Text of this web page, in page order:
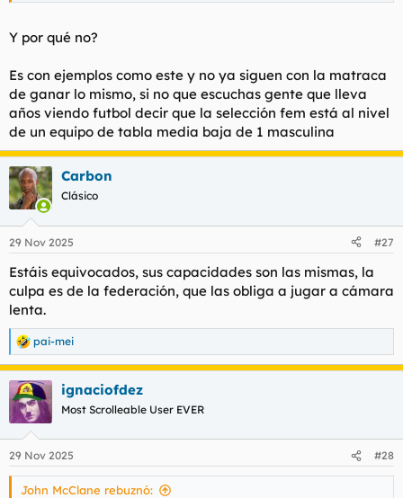
Y por qué no?
Es con ejemplos como este y no ya siguen con la matraca
de ganar lo mismo, si no que escuchas gente que lleva
años viendo futbol decir que la selección fem está al nivel
de un equipo de tabla media baja de 1 masculina
Carbon
Clásico
29 Nov 2025 #27
Estáis equivocados, sus capacidades son las mismas, la
culpa es de la federación, que las obliga a jugar a cámara
lenta.
R
e
a
c
c
i
e
s
pai-mei
ignaciofdez
Most Scrolleable User EVER
29 Nov 2025 #28
John McClane rebuznó: